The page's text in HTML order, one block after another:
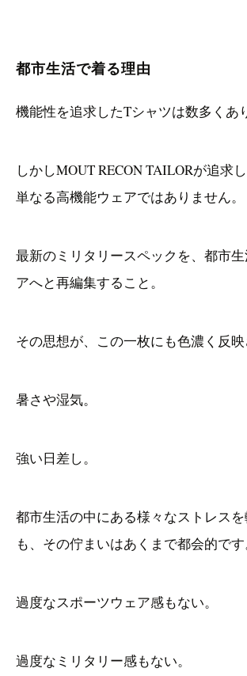
都市生活で着る理由
機能性を追求したTシャツは数多くあ
しかしMOUT RECON TAILORが追求
単なる高機能ウェアではありません。
最新のミリタリースペックを、都市
アへと再編集すること。
その思想が、この一枚にも色濃く反映
暑さや湿気。
強い日差し。
都市生活の中にある様々なストレス
も、その佇まいはあくまで都会的です
過度なスポーツウェア感もない。
過度なミリタリー感もない。